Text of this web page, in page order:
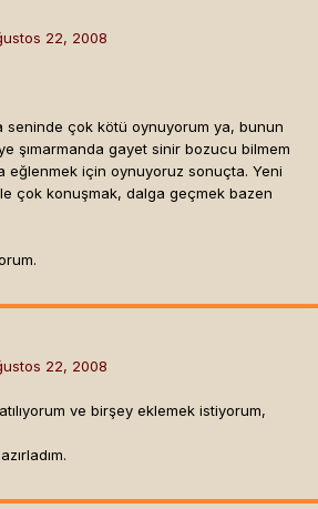
22, 2008
seninde çok kötü oynuyorum ya, bunun
şımarmanda gayet sinir bozucu bilmem
eğlenmek için oynuyoruz sonuçta. Yeni
çok konuşmak, dalga geçmek bazen
22, 2008
ve birşey eklemek istiyorum,